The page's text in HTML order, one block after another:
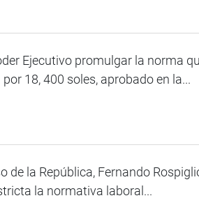
Ejecutivo promulgar la norma
18, 400 soles, aprobado en la...
de la República, Fernando
la normativa laboral...